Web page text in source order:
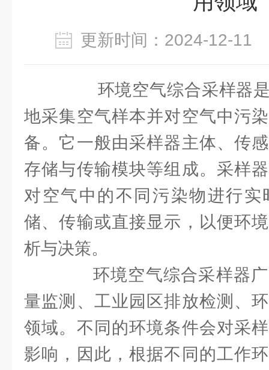
更新时间：2024-12-
环境空气综合采样器是
地采集空气样本并对空气中污
备。它一般由采样器主体、传
存储与传输模块等组成。采样
对空气中的不同污染物进行
储、传输或直接显示，以便环
析与决策。
环境空气综合采样器广
量监测、工业园区排放检测、
领域。不同的环境条件会对采
影响，因此，根据不同的工作